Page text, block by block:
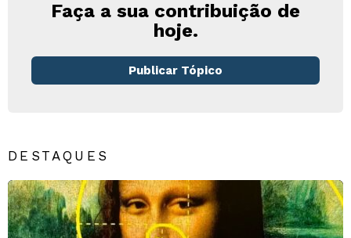
Faça a sua contribuição de
hoje.
Publicar Tópico
DESTAQUES